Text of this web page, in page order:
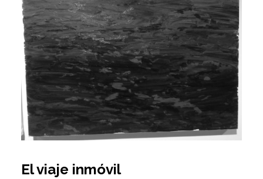
El viaje inmóvil